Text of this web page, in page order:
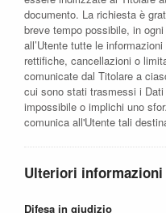
documento. La richiesta è
breve tempo possibile, in
all’Utente tutte le
rettifiche, cancellazioni o
comunicate dal Titolare a
cui sono stati trasmessi i
impossibile o implichi uno
comunica all'Utente tali
Ulteriori
Difesa in giudizio